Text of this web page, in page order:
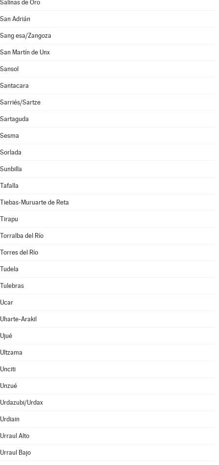
Salinas de Oro
San Adrián
Sang esa/Zangoza
San Martín de Unx
Sansol
Santacara
Sarriés/Sartze
Sartaguda
Sesma
Sorlada
Sunbilla
Tafalla
Tiebas-Muruarte de Reta
Tirapu
Torralba del Río
Torres del Río
Tudela
Tulebras
Ucar
Uharte-Arakil
Ujué
Ultzama
Unciti
Unzué
Urdazubi/Urdax
Urdiain
Urraul Alto
Urraul Bajo